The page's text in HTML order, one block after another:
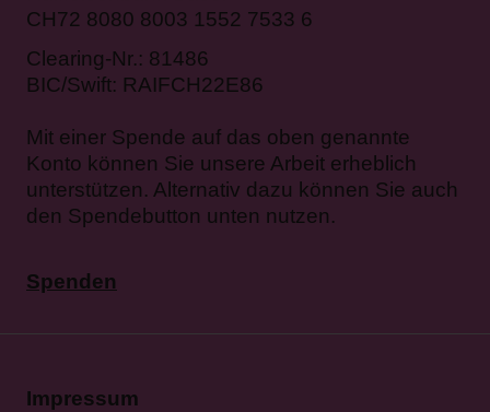
CH72 8080 8003 1552 7533 6
Clearing-Nr.: 81486
BIC/Swift: RAIFCH22E86
Mit einer Spende auf das oben genannte
Konto können Sie unsere Arbeit erheblich
unterstützen. Alternativ dazu können Sie auch
den Spendebutton unten nutzen.
Spenden
Impressum